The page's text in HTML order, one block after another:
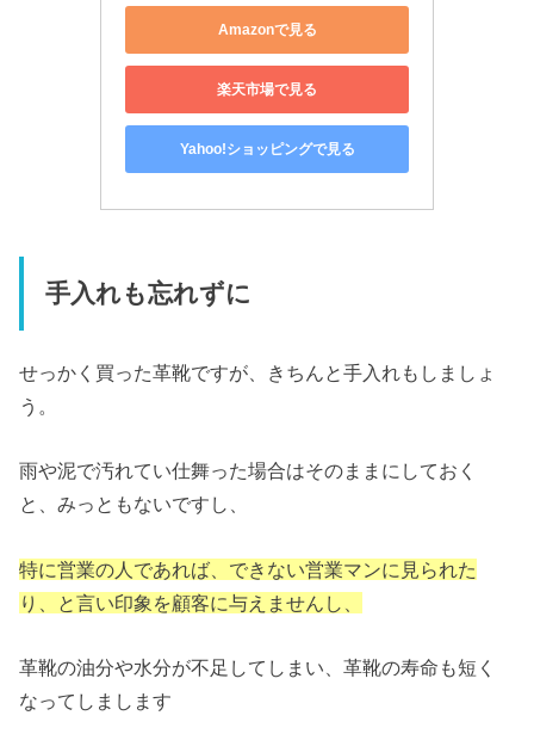
Amazonで見る
楽天市場で見る
Yahoo!ショッピングで見る
手入れも忘れずに
せっかく買った革靴ですが、きちんと手入れもしましょ
う。
雨や泥で汚れてい仕舞った場合はそのままにしておく
と、みっともないですし、
特に営業の人であれば、できない営業マンに見られた
り、と言い印象を顧客に与えませんし、
革靴の油分や水分が不足してしまい、革靴の寿命も短く
なってしまします